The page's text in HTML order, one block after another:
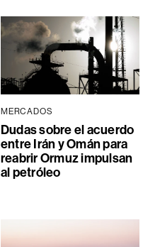
MERCADOS
Dudas sobre el acuerdo
entre Irán y Omán para
reabrir Ormuz impulsan
al petróleo